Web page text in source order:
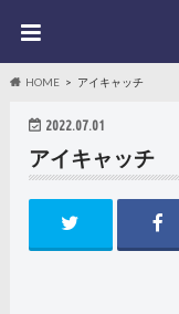
HOME アイキャッチ
2022.07.01
アイキャッチ